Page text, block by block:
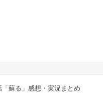
「蘇る」感想・実況まとめ